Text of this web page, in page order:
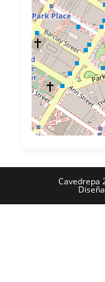
Cavedrepa